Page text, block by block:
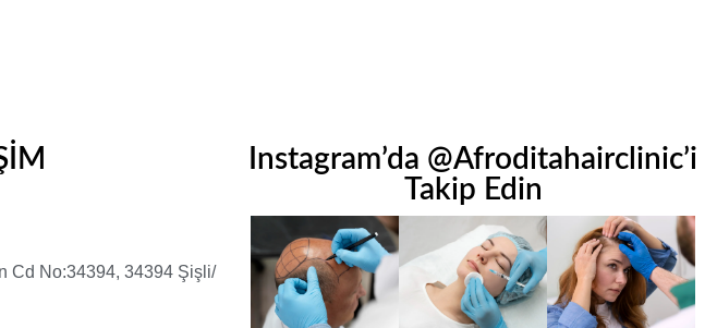
Cd No:34394, 34394 Şişli/
Instagram’da @Afroditahairclinic’i
Takip Edin